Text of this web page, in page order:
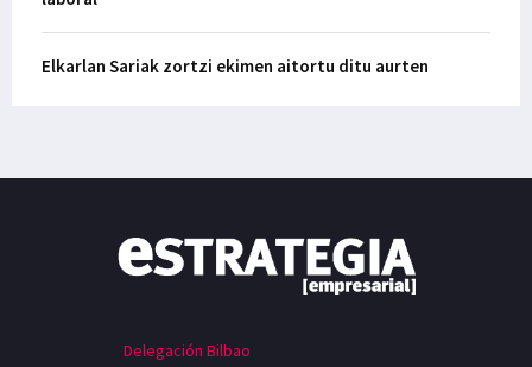
Elkarlan Sariak zortzi ekimen aitortu ditu aurten
Delegación Bilbao